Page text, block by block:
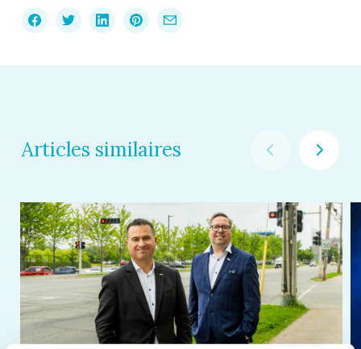
Articles similaires